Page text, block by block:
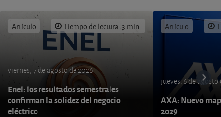
Artículo Tiempo de lectura: 3 min.
viernes, 7 de agosto de 2026
Enel: los resultados semestrales
confirman la solidez del negocio
eléctrico
Artículo
jueves, 6 de agosto
AXA: Nuevo
2029